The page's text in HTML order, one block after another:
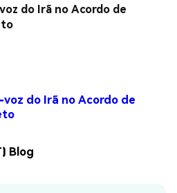
do Irã no Acordo de
do Irã no Acordo de
Blog